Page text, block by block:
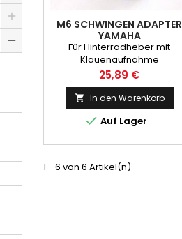
M6 SCHWINGEN ADAPTER
YAMAHA
Für Hinterradheber mit
Klauenaufnahme
Preis
25,89 €
 In den Warenkorb
 Auf Lager
1 - 6 von 6 Artikel(n)